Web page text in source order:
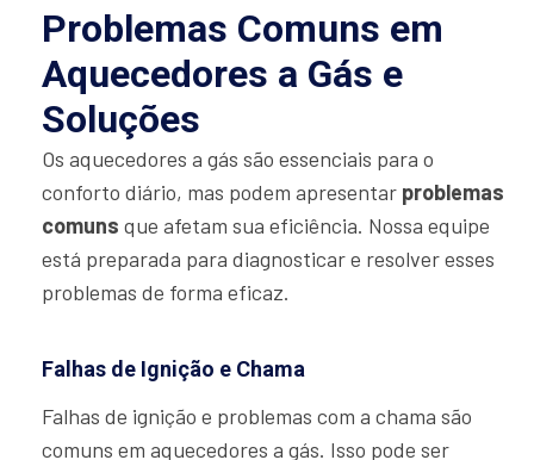
Problemas Comuns em
Aquecedores a Gás e
Soluções
Os aquecedores a gás são essenciais para o
conforto diário, mas podem apresentar problemas
comuns que afetam sua eficiência. Nossa equipe
está preparada para diagnosticar e resolver esses
problemas de forma eficaz.
Falhas de Ignição e Chama
Falhas de ignição e problemas com a chama são
comuns em aquecedores a gás. Isso pode ser